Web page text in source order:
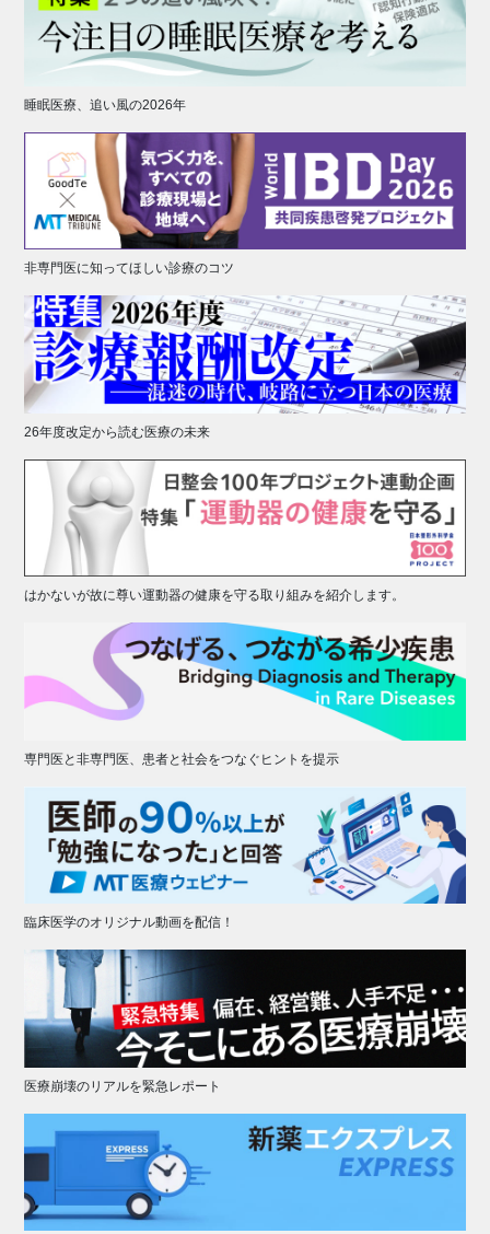
睡眠医療、追い風の2026年
非専門医に知ってほしい診療のコツ
26年度改定から読む医療の未来
はかないが故に尊い運動器の健康を守る取り組みを紹介します。
専門医と非専門医、患者と社会をつなぐヒントを提示
臨床医学のオリジナル動画を配信！
医療崩壊のリアルを緊急レポート